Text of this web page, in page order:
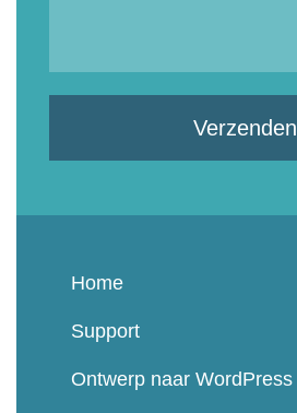
Verzenden
Home
Support
Ontwerp naar WordPress